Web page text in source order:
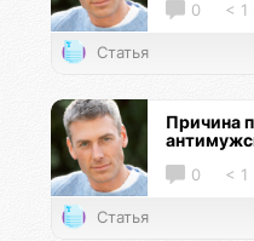
0 < 1
Статья
Причина
0 < 1
Статья